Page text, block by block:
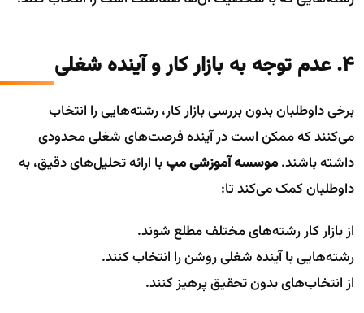
۴. عدم توجه به بازار کار و آینده شغلی
برخی داوطلبان بدون بررسی بازار کار، رشته‌هایی را انتخاب
می‌کنند که ممکن است در آینده فرصت‌های شغلی محدودی
داشته باشند.موسسه آموزشی مپبا ارائه تحلیل‌های دقیق، به
داوطلبان کمک می‌کند تا:
از بازار کار رشته‌های مختلف مطلع شوند.
رشته‌هایی با آینده شغلی روشن را انتخاب کنند.
از انتخاب‌های بدون تحقیق پرهیز کنند.